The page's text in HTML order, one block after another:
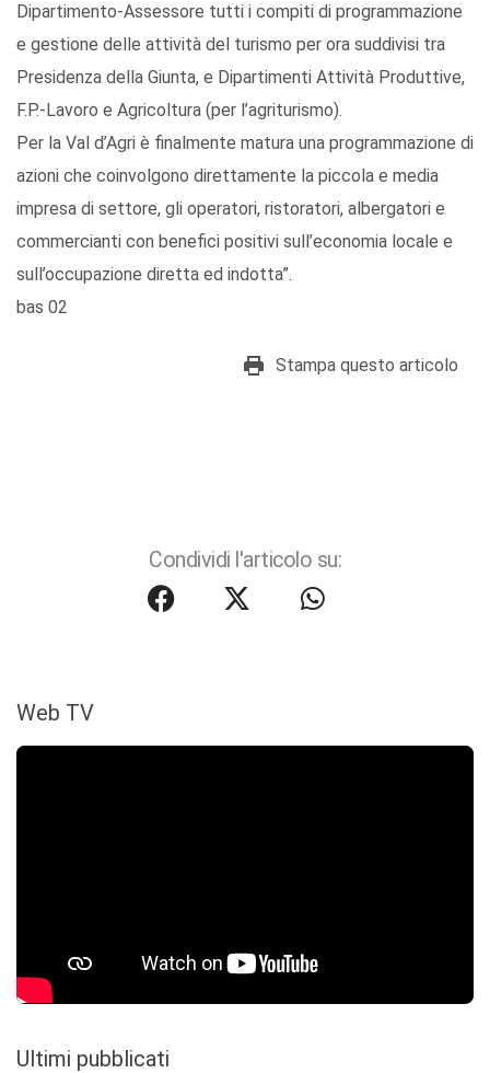
Dipartimento-Assessore tutti i compiti di programmazione
e gestione delle attività del turismo per ora suddivisi tra
Presidenza della Giunta, e Dipartimenti Attività Produttive,
F.P.-Lavoro e Agricoltura (per l’agriturismo).
Per la Val d’Agri è finalmente matura una programmazione di
azioni che coinvolgono direttamente la piccola e media
impresa di settore, gli operatori, ristoratori, albergatori e
commercianti con benefici positivi sull’economia locale e
sull’occupazione diretta ed indotta”.
bas 02
Stampa questo articolo
Condividi l'articolo su:
Web TV
Ultimi pubblicati